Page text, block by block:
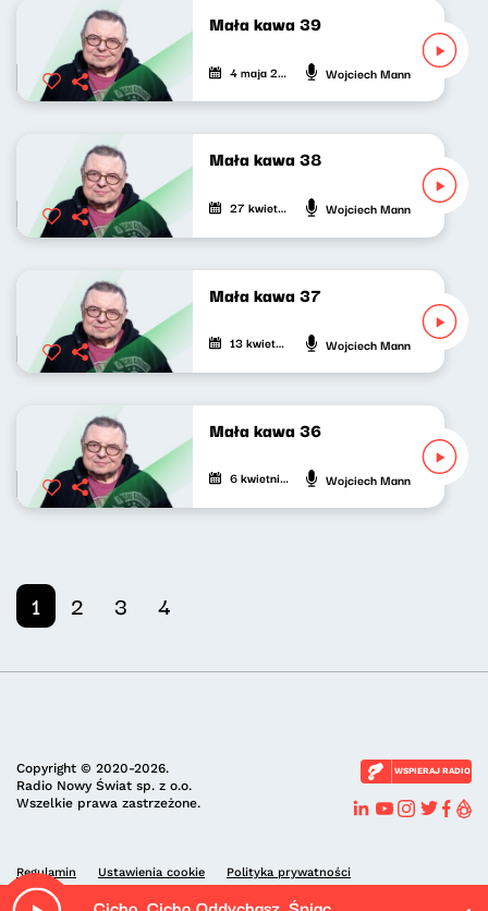
Mała kawa 39
4 maja 2021 Wojciech Mann
Mała kawa 38
27 kwietnia 2021 Wojciech Mann
Mała kawa 37
13 kwietnia 2021 Wojciech Mann
Mała kawa 36
6 kwietnia 2021 Wojciech Mann
1 2 3 4
Copyright © 2020-2026.
Radio Nowy Świat sp. z o.o.
Wszelkie prawa zastrzeżone.
WSPIERAJ RADIO
Regulamin Ustawienia cookie Polityka prywatności